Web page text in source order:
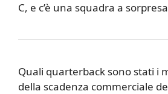
C, e c’è una squadra a
Quali quarterback sono stati i
della scadenza commerciale